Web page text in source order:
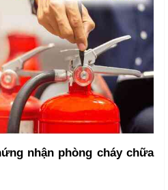
nhận phòng cháy chữa